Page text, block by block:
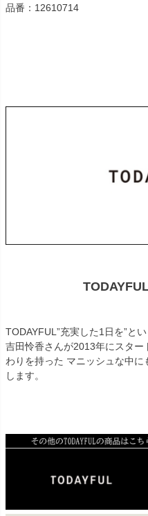
品番：12610714
TODAYFUL”充実した1日を”と
吉田怜香さんが2013年にスタ
わりを持った マニッシュな中
します。